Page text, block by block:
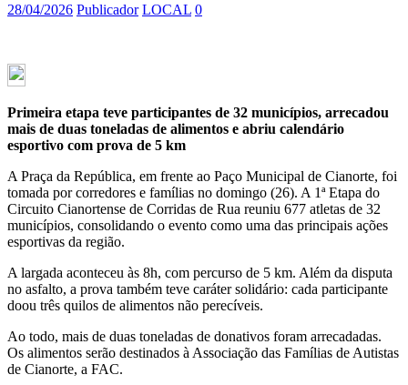
28/04/2026 Publicador LOCAL 0
Primeira etapa teve participantes de 32 municípios, arrecadou
mais de duas toneladas de alimentos e abriu calendário
esportivo com prova de 5 km
A Praça da República, em frente ao Paço Municipal de Cianorte, foi
tomada por corredores e famílias no domingo (26). A 1ª Etapa do
Circuito Cianortense de Corridas de Rua reuniu 677 atletas de 32
municípios, consolidando o evento como uma das principais ações
esportivas da região.
A largada aconteceu às 8h, com percurso de 5 km. Além da disputa
no asfalto, a prova também teve caráter solidário: cada participante
doou três quilos de alimentos não perecíveis.
Ao todo, mais de duas toneladas de donativos foram arrecadadas.
Os alimentos serão destinados à Associação das Famílias de Autistas
de Cianorte, a FAC.